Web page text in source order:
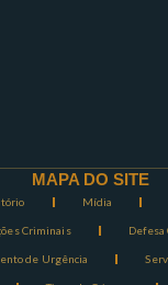
MAPA DO SITE
Mídia
Criminais Defesa
de Urgência